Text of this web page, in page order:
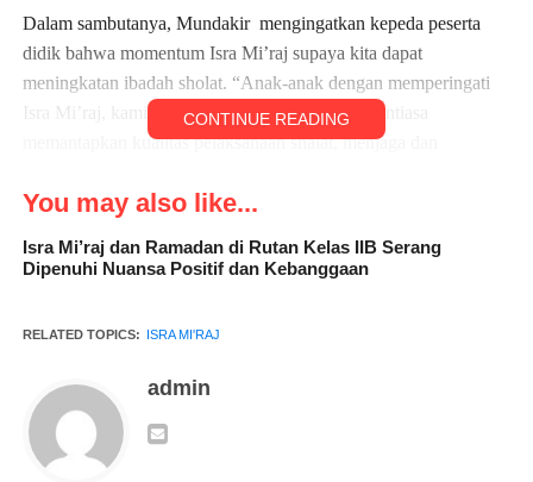
Dalam sambutanya, Mundakir mengingatkan kepeda peserta
didik bahwa momentum Isra Mi’raj supaya kita dapat
meningkatan ibadah sholat. “Anak-anak dengan memperingati
Isra Mi’raj, kami berharap anak-anak untuk senantiasa
memantapkan kualitas pelaksanaan shalat, menjaga dan
yang lebih cerah.” Ucap Mundakir
Isra Mi’raj juga menyampaikan bahwa acara kali ini juga esensi
Isra’ Mi’raj adalah evaluasi terhadap shalat yang dilaksanakan.
kedua orang tua dan guru,tegasnya .
CONTINUE READING
You may also like...
Isra Mi’raj dan Ramadan di Rutan Kelas IIB Serang
Dipenuhi Nuansa Positif dan Kebanggaan
RELATED TOPICS: ISRA MI'RAJ
admin